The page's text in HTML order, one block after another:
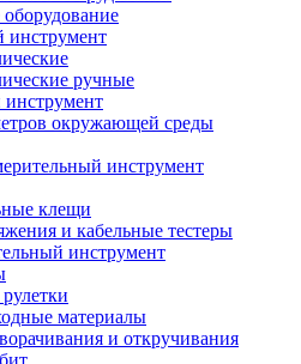
оборудование
инструмент
ручные
окружающей среды
инструмент
клещи
и кабельные тестеры
инструмент
материалы
и откручивания